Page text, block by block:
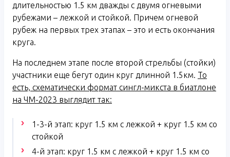
длительностью 1.5 км дважды с двумя огневыми
рубежами – лежкой и стойкой. Причем огневой
рубеж на первых трех этапах – это и есть окончания
круга.
На последнем этапе после второй стрельбы (стойки)
участники еще бегут один круг длинной 1.5км. То
есть, схематически формат сингл-микста в биатлоне
на ЧМ-2023 выглядит так:
1-3-й этап: круг 1.5 км с лежкой + круг 1.5 км со
стойкой
4-й этап: круг 1.5 км с лежкой + круг 1.5 км со